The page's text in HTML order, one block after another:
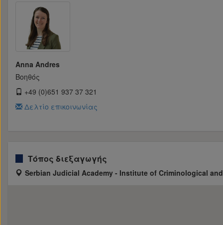
Anna Andres
Βοηθός
+49 (0)651 937 37 321
Δελτίο επικοινωνίας
Τόπος διεξαγωγής
Serbian Judicial Academy - Institute of Criminological